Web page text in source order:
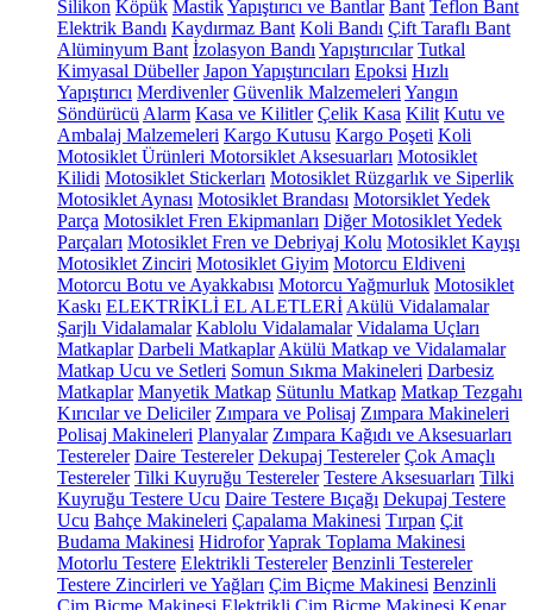
Silikon Köpük MastikYapıştırıcı ve Bantlar Bant Teflon Bant
Elektrik Bandı Kaydırmaz Bant Koli Bandı Çift Taraflı Bant
Alüminyum Bant İzolasyon Bandı Yapıştırıcılar Tutkal
Kimyasal Dübeller Japon Yapıştırıcıları Epoksi Hızlı
Yapıştırıcı Merdivenler Güvenlik Malzemeleri Yangın
Söndürücü Alarm Kasa ve Kilitler Çelik Kasa Kilit Kutu ve
Ambalaj Malzemeleri Kargo Kutusu Kargo Poşeti Koli
Motosiklet Ürünleri Motorsiklet Aksesuarları Motosiklet
Kilidi Motosiklet Stickerları Motosiklet Rüzgarlık ve Siperlik
Motosiklet Aynası Motosiklet Brandası Motorsiklet Yedek
Parça Motosiklet Fren Ekipmanları Diğer Motosiklet Yedek
Parçaları Motosiklet Fren ve Debriyaj Kolu Motosiklet Kayışı
Motosiklet Zinciri Motosiklet Giyim Motorcu Eldiveni
Motorcu Botu ve Ayakkabısı Motorcu Yağmurluk Motosiklet
Kaskı ELEKTRİKLİ EL ALETLERİ Akülü Vidalamalar
Şarjlı Vidalamalar Kablolu Vidalamalar Vidalama Uçları
Matkaplar Darbeli Matkaplar Akülü Matkap ve Vidalamalar
Matkap Ucu ve Setleri Somun Sıkma Makineleri Darbesiz
Matkaplar Manyetik Matkap Sütunlu Matkap Matkap Tezgahı
Kırıcılar ve Deliciler Zımpara ve Polisaj Zımpara Makineleri
Polisaj Makineleri Planyalar Zımpara Kağıdı ve Aksesuarları
Testereler Daire Testereler Dekupaj Testereler Çok Amaçlı
Testereler Tilki Kuyruğu Testereler Testere Aksesuarları Tilki
Kuyruğu Testere Ucu Daire Testere Bıçağı Dekupaj Testere
Ucu Bahçe Makineleri Çapalama Makinesi Tırpan Çit
Budama Makinesi HidroforYaprak Toplama Makinesi
Motorlu Testere Elektrikli Testereler Benzinli Testereler
Testere Zincirleri ve Yağları Çim Biçme Makinesi Benzinli
Çim Biçme Makinesi Elektrikli Çim Biçme Makinesi Kenar